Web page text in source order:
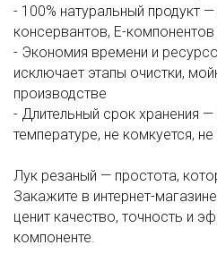
- 100% натуральный продукт
консервантов, Е-компонентов
- Экономия времени и
исключает этапы очистки,
производстве
- Длительный срок хранения
температуре, не комкуется,
Лук резаный — простота,
Закажите в интернет-
ценит качество, точность и
компоненте.